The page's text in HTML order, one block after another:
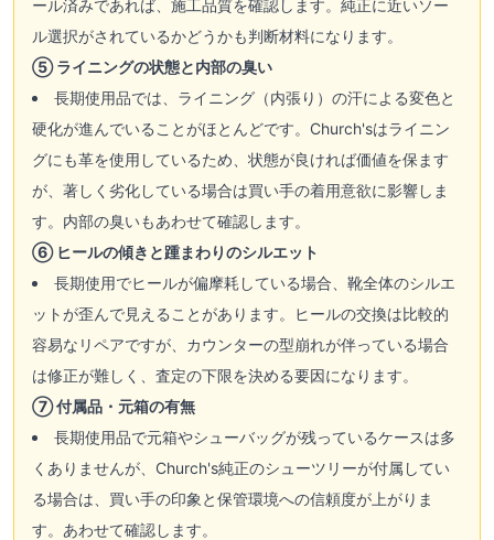
ール済みであれば、施工品質を確認します。純正に近いソー
ル選択がされているかどうかも判断材料になります。
⑤ ライニングの状態と内部の臭い
長期使用品では、ライニング（内張り）の汗による変色と
硬化が進んでいることがほとんどです。Church'sはライニン
グにも革を使用しているため、状態が良ければ価値を保ます
が、著しく劣化している場合は買い手の着用意欲に影響しま
す。内部の臭いもあわせて確認します。
⑥ ヒールの傾きと踵まわりのシルエット
長期使用でヒールが偏摩耗している場合、靴全体のシルエ
ットが歪んで見えることがあります。ヒールの交換は比較的
容易なリペアですが、カウンターの型崩れが伴っている場合
は修正が難しく、査定の下限を決める要因になります。
⑦ 付属品・元箱の有無
長期使用品で元箱やシューバッグが残っているケースは多
くありませんが、Church's純正のシューツリーが付属してい
る場合は、買い手の印象と保管環境への信頼度が上がりま
す。あわせて確認します。